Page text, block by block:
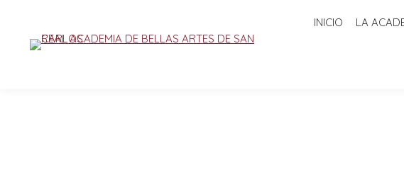
LA ACADEMIA
INICIO LA